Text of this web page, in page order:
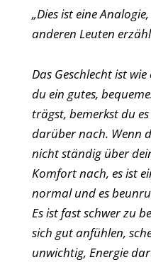
„Dies ist eine
anderen Leuten
Das Geschlecht ist
du ein gutes,
trägst, bemerkst du
darüber nach. Wenn
nicht ständig über
Komfort nach, es ist
normal und es
Es ist fast schwer zu
sich gut anfühlen,
unwichtig, Energie